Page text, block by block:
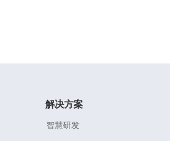
解决方案
智慧研发